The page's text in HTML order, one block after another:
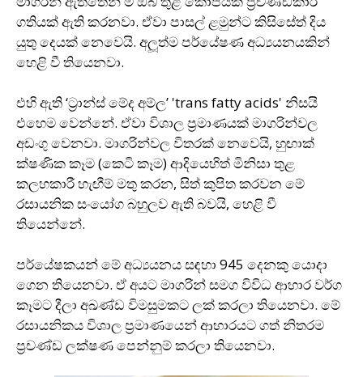
ගතියක් ඇති කරනවා. ඒවා පාසල් ළමුන්ට කිසිසේත් දිය
යුතු දෙයක් නෙවෙයි. අලූත්ම පර්යේෂණ අධ්‍යයනයකින්
හෙළි වී තියෙනවා.
එහි ඇති ‘ට‍්‍රාන්ස් මේද අම්ල’ 'trans fatty acids' නිසයි
එහෙම වෙන්නේ. ඒවා විශාල ප‍්‍රමාණයක් මාගරින්වල
අඩංගු වෙනවා. මාගරින්වල විතරක් නෙවෙයි, හුඟාක්
ක්ෂණික කෑම (කෙටි කෑම) ආදියෙහිත් මිනිසා තුළ
කලහකාරී හැඟීම් මතු කරන, සිත් කුපිත කරවන මේ
රසායනික සංයෝග බහුලව ඇති බවයි, හෙළි වී
තියෙන්නේ.
පර්යේෂකයන් මේ අධ්‍යයනය සඳහා 945 දෙනකු යොදා
ගෙන තියෙනවා. ඒ අයට මාගරින් සමග විවිධ ආහාර වර්ග
කෑමට දීලා අඛණ්ඩ විමසුමකට ලක් කරලා තියෙනවා. මේ
රසායනිකය විශාල ප‍්‍රමාණයෙන් ආහාරයට ගත් නිතරම
ප‍්‍රචණ්ඩ ලක්ෂණ පෙන්නුම් කරලා තියෙනවා.